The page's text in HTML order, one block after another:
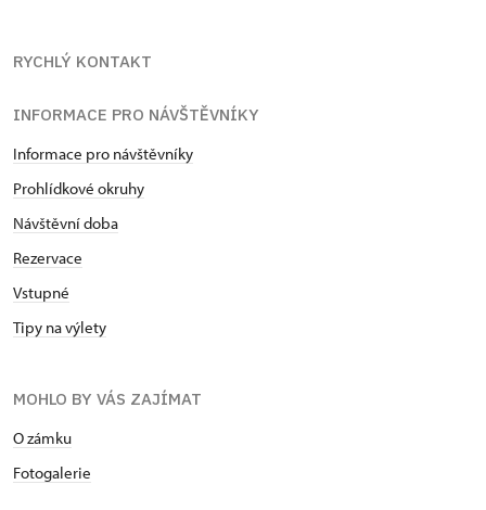
RYCHLÝ KONTAKT
INFORMACE PRO NÁVŠTĚVNÍKY
Informace pro návštěvníky
Prohlídkové okruhy
Návštěvní doba
Rezervace
Vstupné
Tipy na výlety
MOHLO BY VÁS ZAJÍMAT
O zámku
Fotogalerie